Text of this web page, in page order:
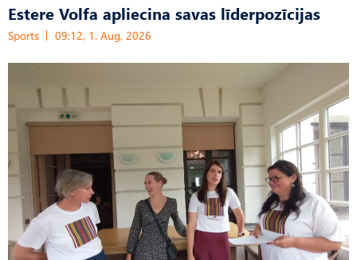
Estere Volfa apliecina savas līderpozīcijas
Sports 09:12, 1. Aug, 2026